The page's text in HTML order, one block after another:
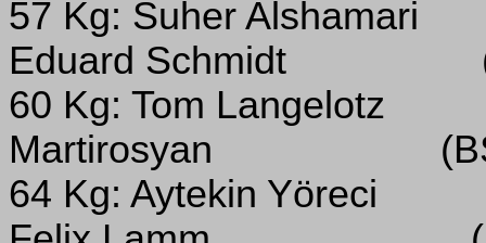
57 Kg: Suher Alshamari
Eduard Schmidt
60 Kg: Tom Langelotz
Martirosyan
64 Kg: Aytekin Yöreci